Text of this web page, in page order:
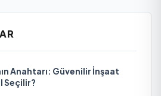
Anahtarı: Güvenilir İnşaat
Seçilir?